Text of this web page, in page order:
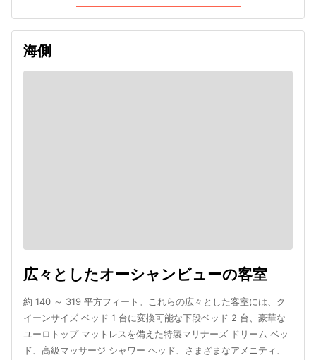
海側
広々としたオーシャンビューの客室
約 140 ～ 319 平方フィート。これらの広々とした客室には、ク
イーンサイズ ベッド 1 台に変換可能な下段ベッド 2 台、豪華な
ユーロトップ マットレスを備えた特製マリナーズ ドリーム ベッ
ド、高級マッサージ シャワー ヘッド、さまざまなアメニティ、